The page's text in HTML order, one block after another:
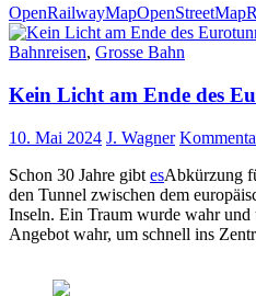
OpenRailwayMapOpenStreetMap
Bahnreisen, Grosse Bahn
Kein Licht am Ende des
10. Mai 2024 J. Wagner
Schon 30 Jahre gibt esAbkürzung
den Tunnel zwischen dem
Inseln. Ein Traum wurde wahr und
Angebot wahr, um schnell ins